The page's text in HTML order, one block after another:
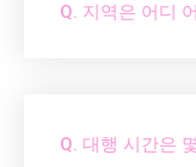
Q. 지역은 어디
Q. 대행 시간은